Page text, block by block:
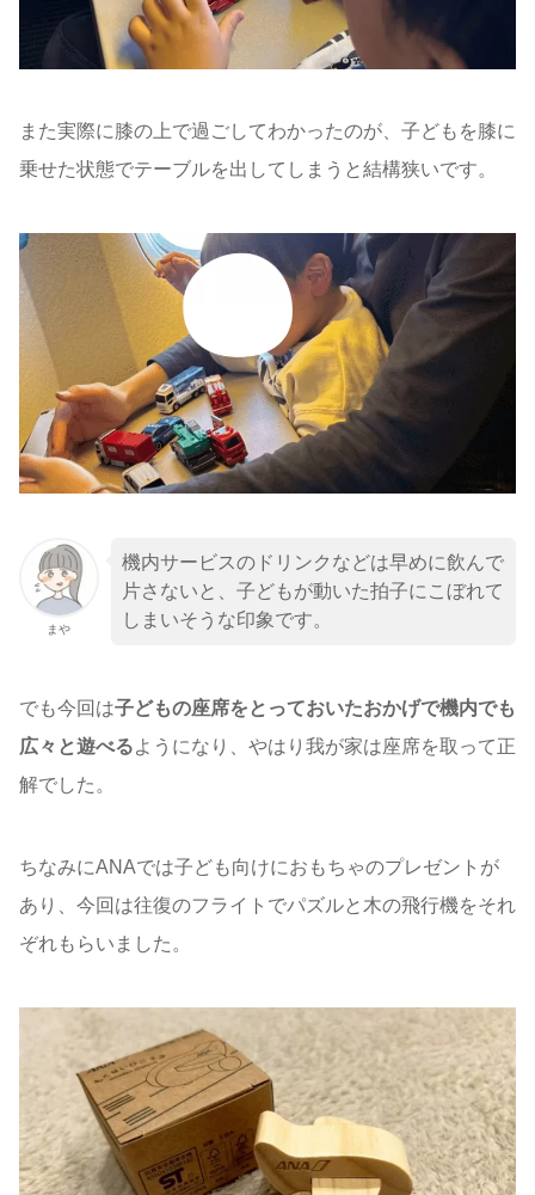
また実際に膝の上で過ごしてわかったのが、子どもを膝に
乗せた状態でテーブルを出してしまうと結構狭いです。
まや
機内サービスのドリンクなどは早めに飲んで
片さないと、子どもが動いた拍子にこぼれて
しまいそうな印象です。
でも今回は子どもの座席をとっておいたおかげで機内でも
広々と遊べるようになり、やはり我が家は座席を取って正
解でした。
ちなみにANAでは子ども向けにおもちゃのプレゼントが
あり、今回は往復のフライトでパズルと木の飛行機をそれ
ぞれもらいました。